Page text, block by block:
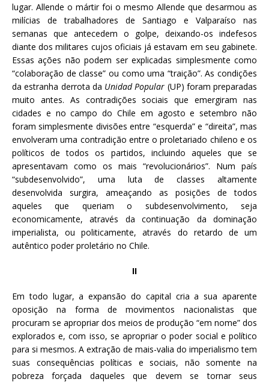
lugar. Allende o mártir foi o mesmo Allende que desarmou as
milícias de trabalhadores de Santiago e Valparaíso nas
semanas que antecedem o golpe, deixando-os indefesos
diante dos militares cujos oficiais já estavam em seu gabinete.
Essas ações não podem ser explicadas simplesmente como
“colaboração de classe” ou como uma “traição”. As condições
da estranha derrota da Unidad Popular (UP) foram preparadas
muito antes. As contradições sociais que emergiram nas
cidades e no campo do Chile em agosto e setembro não
foram simplesmente divisões entre “esquerda” e “direita”, mas
envolveram uma contradição entre o proletariado chileno e os
políticos de todos os partidos, incluindo aqueles que se
apresentavam como os mais “revolucionários”. Num país
“subdesenvolvido”, uma luta de classes altamente
desenvolvida surgira, ameaçando as posições de todos
aqueles que queriam o subdesenvolvimento, seja
economicamente, através da continuação da dominação
imperialista, ou politicamente, através do retardo de um
autêntico poder proletário no Chile.
II
Em todo lugar, a expansão do capital cria a sua aparente
oposição na forma de movimentos nacionalistas que
procuram se apropriar dos meios de produção “em nome” dos
explorados e, com isso, se apropriar o poder social e político
para si mesmos. A extração de mais-valia do imperialismo tem
suas consequências políticas e sociais, não somente na
pobreza forçada daqueles que devem se tornar seus